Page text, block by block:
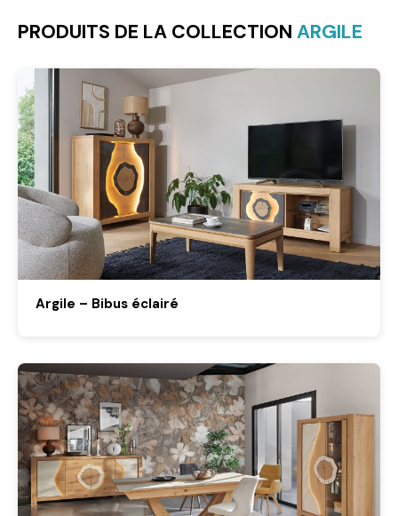
PRODUITS DE LA COLLECTION ARGILE
Argile – Bibus éclairé